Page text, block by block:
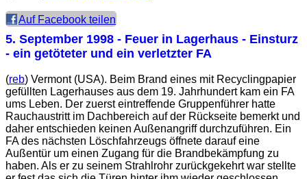
Auf Facebook teilen
5. September 1998 - Feuer in Lagerhaus - Einsturz
- ein getöteter und ein verletzter FA
(reb) Vermont (USA). Beim Brand eines mit Recyclingpapier
gefüllten Lagerhauses aus dem 19. Jahrhundert kam ein FA
ums Leben. Der zuerst eintreffende Gruppenführer hatte
Rauchaustritt im Dachbereich auf der Rückseite bemerkt und
daher entschieden keinen Außenangriff durchzuführen. Ein
FA des nächsten Löschfahrzeugs öffnete darauf eine
Außentür um einen Zugang für die Brandbekämpfung zu
haben. Als er zu seinem Strahlrohr zurückgekehrt war stellte